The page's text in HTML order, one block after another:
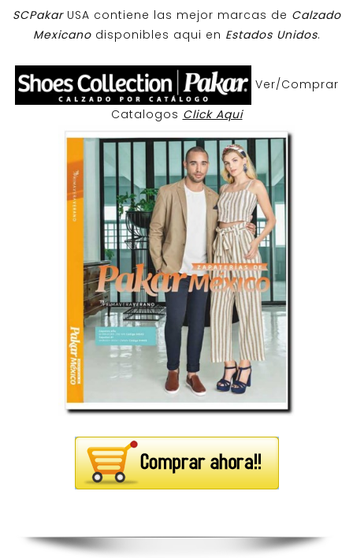
SCPakar USA contiene las mejor marcas de Calzado
Mexicanodisponibles aqui en Estados Unidos.
Ver/Comprar
Catalogos Click Aqui